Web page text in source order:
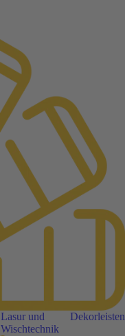
Lasur und
Wischtechnik
Dekorleisten